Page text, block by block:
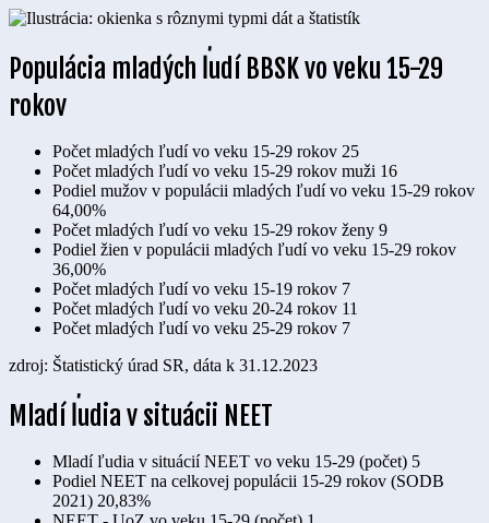
Populácia mladých ľudí BBSK vo veku 15-29
rokov
Počet mladých ľudí vo veku 15-29 rokov 25
Počet mladých ľudí vo veku 15-29 rokov muži 16
Podiel mužov v populácii mladých ľudí vo veku 15-29 rokov
64,00%
Počet mladých ľudí vo veku 15-29 rokov ženy 9
Podiel žien v populácii mladých ľudí vo veku 15-29 rokov
36,00%
Počet mladých ľudí vo veku 15-19 rokov 7
Počet mladých ľudí vo veku 20-24 rokov 11
Počet mladých ľudí vo veku 25-29 rokov 7
zdroj: Štatistický úrad SR, dáta k 31.12.2023
Mladí ľudia v situácii NEET
Mladí ľudia v situácií NEET vo veku 15-29 (počet) 5
Podiel NEET na celkovej populácii 15-29 rokov (SODB
2021) 20,83%